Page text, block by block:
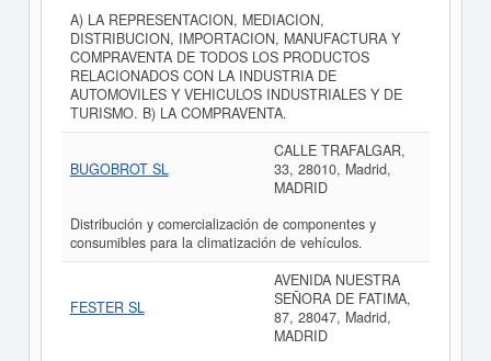
A) LA REPRESENTACION, MEDIACION,
DISTRIBUCION, IMPORTACION, MANUFACTURA Y
COMPRAVENTA DE TODOS LOS PRODUCTOS
RELACIONADOS CON LA INDUSTRIA DE
AUTOMOVILES Y VEHICULOS INDUSTRIALES Y DE
TURISMO. B) LA COMPRAVENTA.
BUGOBROT SL
CALLE TRAFALGAR,
33, 28010, Madrid,
MADRID
Distribución y comercialización de componentes y
consumibles para la climatización de vehículos.
FESTER SL
AVENIDA NUESTRA
SEÑORA DE FATIMA,
87, 28047, Madrid,
MADRID